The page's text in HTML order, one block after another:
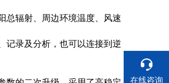
总辐射、周边环境温度、风速
记录及分析，也可以连接到逆
在线咨询